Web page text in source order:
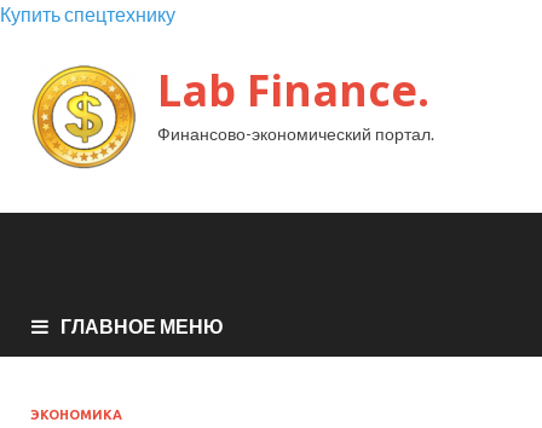
Купить спецтехнику
Lab Finance.
Финансово-экономический портал.
ГЛАВНОЕ МЕНЮ
ЭКОНОМИКА